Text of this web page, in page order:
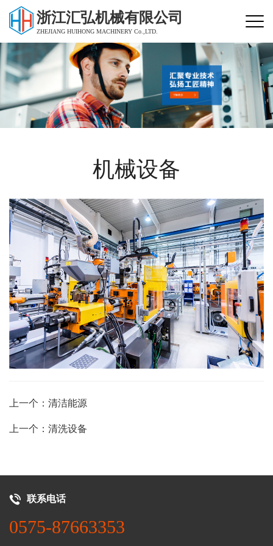
浙江汇弘机械有限公司
ZHEJIANG HUIHONG MACHINERY Co.,LTD.
机械设备
上一个：清洁能源
上一个：清洗设备
联系电话
0575-87663353